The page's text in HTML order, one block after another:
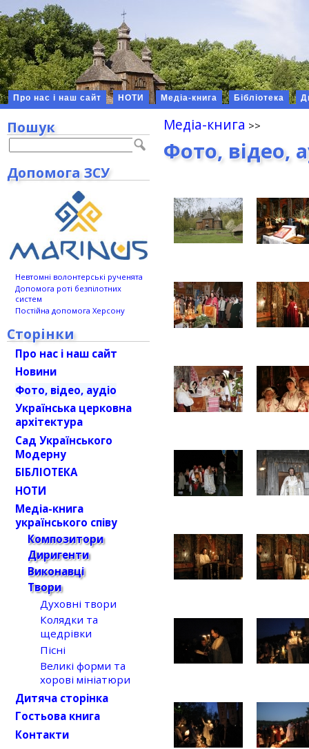
Про нас і наш сайт НОТИ Медіа-книга Бібліотека
Медіа-книга
Фото, відео,
Пошук
Допомога ЗСУ
Невтомні волонтерські рученята
Допомога роті безпілотних
систем
Постійна допомога Херсону
Сторінки
Про нас і наш сайт
Новини
Фото, відео, аудіо
Українська церковна
архітектура
Сад Українського
Модерну
БІБЛІОТЕКА
НОТИ
Медіа-книга
українського співу
Композитори
Диригенти
Виконавці
Твори
Духовні твори
Колядки та
щедрівки
Пісні
Великі форми та
хорові мініатюри
Дитяча сторінка
Гостьова книга
Контакти